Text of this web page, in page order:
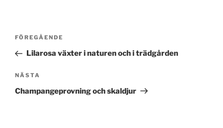
Inläggsnavigering
Föregående
inlägg
FÖREGÅENDE
Lilarosa växter i naturen och i trädgården
Nästa
inlägg
NÄSTA
Champangeprovning och skaldjur